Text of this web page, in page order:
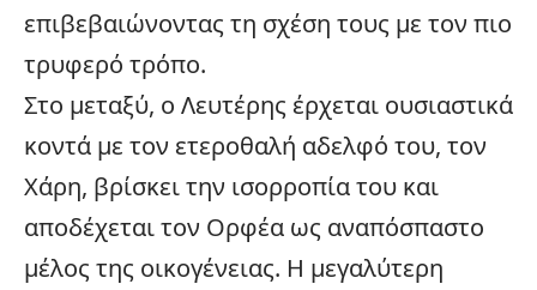
επιβεβαιώνοντας τη σχέση τους με τον πιο
τρυφερό τρόπο.
Στο μεταξύ, ο Λευτέρης έρχεται ουσιαστικά
κοντά με τον ετεροθαλή αδελφό του, τον
Χάρη, βρίσκει την ισορροπία του και
αποδέχεται τον Ορφέα ως αναπόσπαστο
μέλος της οικογένειας. Η μεγαλύτερη